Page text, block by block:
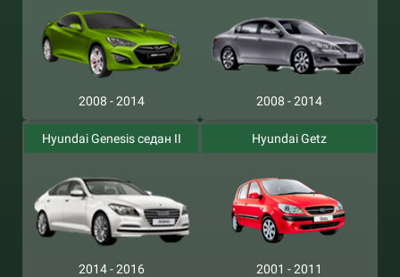
2008 - 2014 2008 - 2014
Hyundai Genesis седан II
2014 - 2016
Hyundai Getz
2001 - 2011